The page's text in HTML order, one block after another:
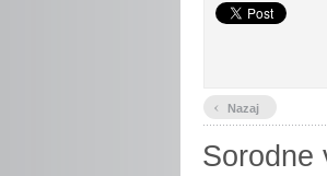
‹ Nazaj
Sorodne